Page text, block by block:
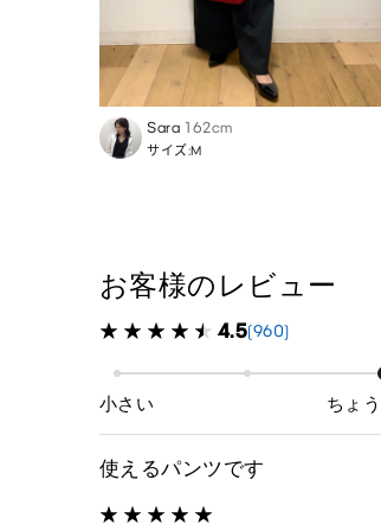
Sara 162cm
サイズ:M
お客様のレビュー
4.5(960)
小さい ちょ
使えるパンツです